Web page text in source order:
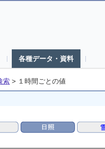
各種データ・資料
索 > １時間ごとの値